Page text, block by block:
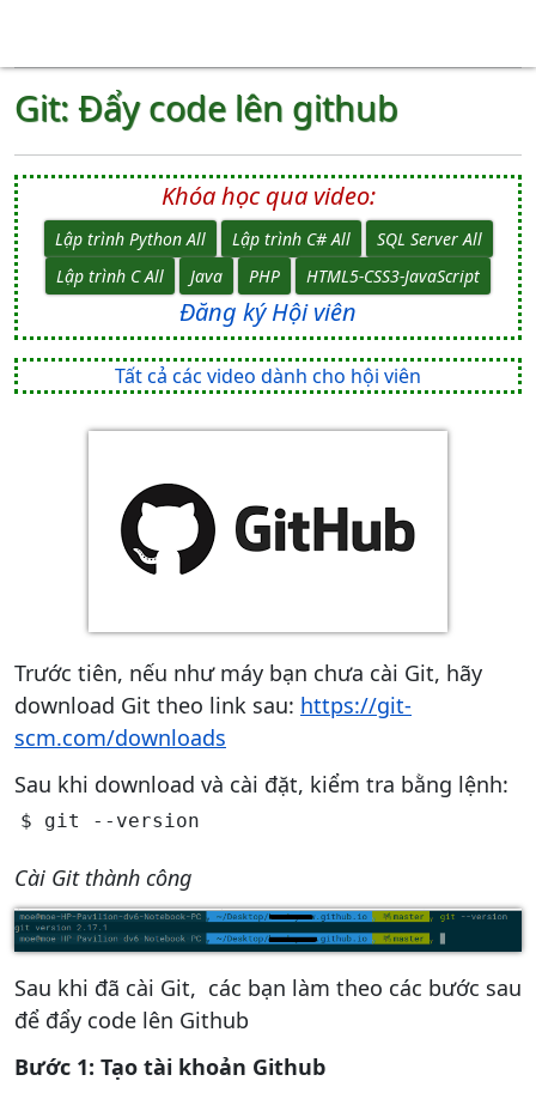
Git: Đẩy code lên github
Khóa học qua video:
Lập trình Python All Lập trình C# All
SQL Server All
Lập trình C All
Java PHP HTML5-CSS3-JavaScript
Đăng ký Hội viên
Tất cả các video dành cho hội viên
Trước tiên, nếu như máy bạn chưa cài Git, hãy
download Git theo link sau: https://git-
scm.com/downloads
Sau khi download và cài đặt, kiểm tra bằng lệnh:
Cài Git thành công
Sau khi đã cài Git, các bạn làm theo các bước sau
để đẩy code lên Github
Bước 1: Tạo tài khoản Github